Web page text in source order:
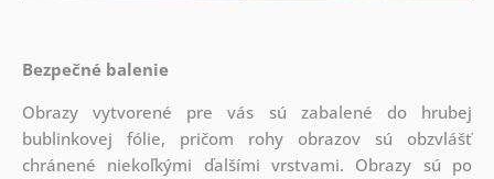
Bezpečné balenie
Obrazy vytvorené pre vás sú zabalené do hrubej
bublinkovej fólie, pričom rohy obrazov sú obzvlášť
chránené niekoľkými ďalšími vrstvami. Obrazy sú po